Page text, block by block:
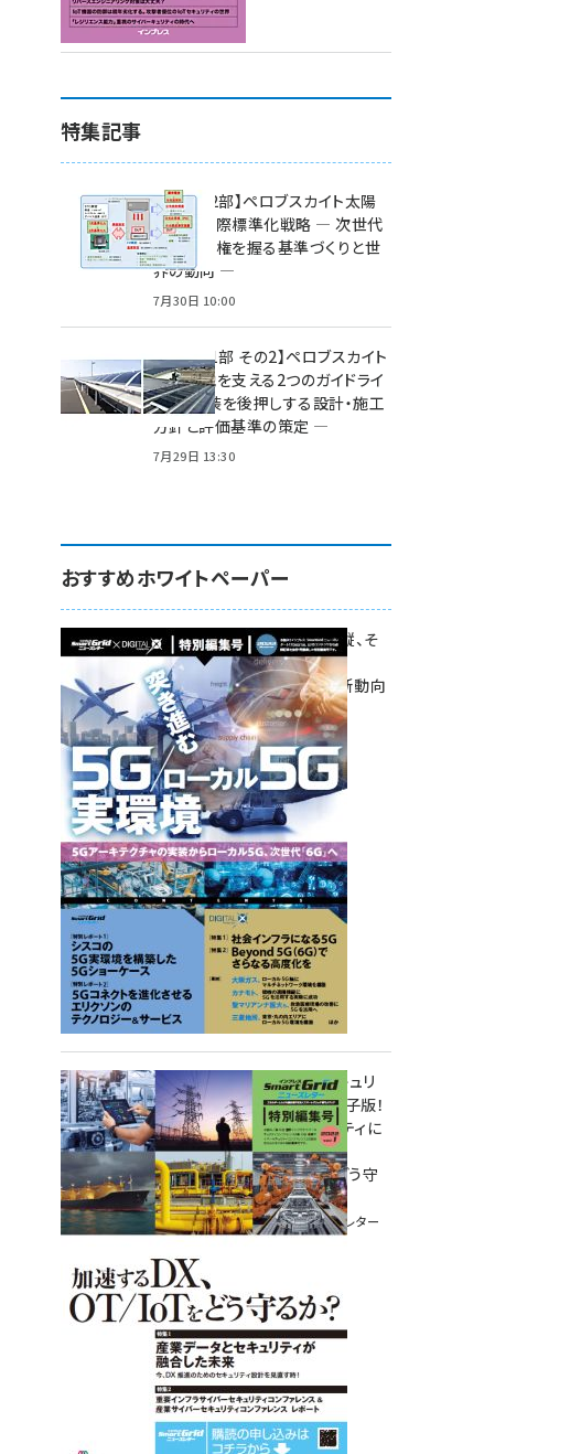
特集記事
特集【第2部】ペロブスカイト太陽
電池の国際標準化戦略 ― 次世代
市場の覇権を握る基準づくりと世
界の動向 ―
7月30日 10:00
特集【第1部 その2】ペロブスカイト
太陽電池を支える2つのガイドライ
ン ― 実装を後押しする設計・施工
方針と評価基準の策定 ―
7月29日 13:30
おすすめホワイトペーパー
環境対策、建機の遠隔操縦、そ
して医療。
次世代通信規格「5G」最新動向
をこの1冊で学ぶ
SmartGrid ニューズレター ×
DIGITAL X 特別編集号 2022
Summer
重要インフラサイバーセキュリ
ティコンファレンス特別電子版！
― 産業サイバーセキュリティに
関わる全ての方へ！ ―
加速するDX、OT/IoTをどう守
るか？
インプレス SmartGridニューズレター